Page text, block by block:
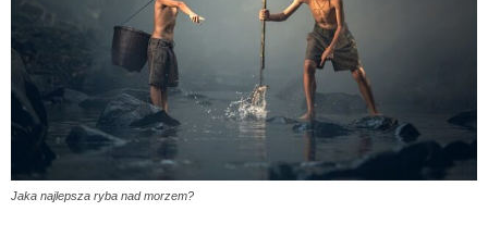
Jaka najlepsza ryba nad morzem?